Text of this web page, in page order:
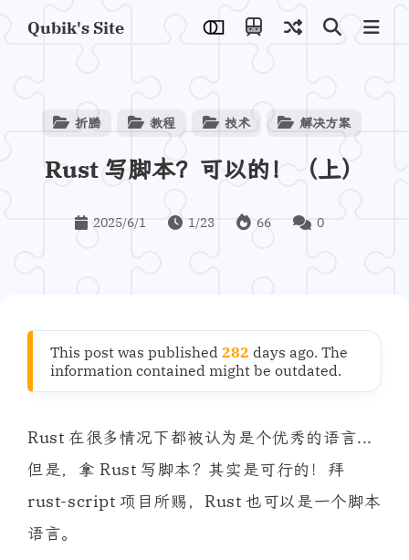
Qubik's Site
折腾 教程 技术 解决方案
Rust 写脚本？可以的！（上）
2025/6/1 1/23 66 0
This post was published282 days ago. The
information contained might be outdated.
Rust 在很多情况下都被认为是个优秀的语言...
但是，拿 Rust 写脚本？其实是可行的！拜
rust-script 项目所赐，Rust 也可以是一个脚本
语言。